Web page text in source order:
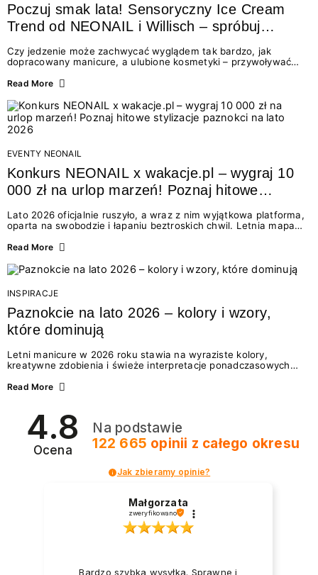
Poczuj smak lata! Sensoryczny Ice Cream
Trend od NEONAIL i Willisch – spróbuj
nowych lodów i odbierz prezent!
Czy jedzenie może zachwycać wyglądem tak bardzo, jak
dopracowany manicure, a ulubione kosmetyki – przywoływać
świata beauty i oszałamiających deserów to coś więcej niż
zmysłami: przez soczysty kolor, aksamitną teksturę,
orzeźwiający zapach i słodki akcent na podniebieniu. Tego lata
NEONAIL łączy siły z marką Willisch, tworząc unikalny projekt
na styku jedzenia i piękna....
Read More
EVENTY NEONAIL
Konkurs NEONAIL x wakacje.pl – wygraj 10
000 zł na urlop marzeń! Poznaj hitowe
Lato 2026 oficjalnie ruszyło, a wraz z nim wyjątkowa platforma,
oparta na swobodzie i łapaniu beztroskich chwil. Letnia mapa
doświadczenia wakacji – od spontanicznych wyjazdów, przez
Motywem przewodnim jest eksplorowanie i kolekcjonowanie
letnich momentów. Z tej okazji przygotowaliśmy coś absolutnie
wyjątkowego: wielki konkurs z wakacje.pl oraz dawkę
najgorętszych trendów w...
Read More
INSPIRACJE
Paznokcie na lato 2026 – kolory i wzory,
które dominują
Letni manicure w 2026 roku stawia na wyraziste kolory,
kreatywne zdobienia i świeże interpretacje ponadczasowych
zarówno energetycznych odcieni inspirowanych wakacjami, jak
2026? Znajdź inspirację dla swojego manicure!
Read More
4.8
Ocena
Na podstawie
122 665 opinii z całego okresu
Jak zbieramy opinie?
Małgorzata
zweryfikowano
Bardzo szybka wysyłka. Sprawne i